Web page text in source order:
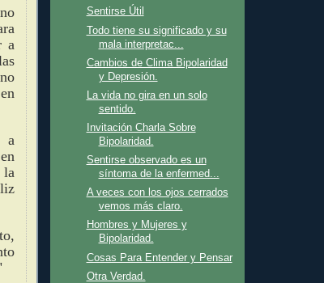
a
a
la
Sentirse Útil
Todo tiene su significado y su
mala interpretac...
Cambios de Clima Bipolaridad
y Depresión.
La vida no gira en un solo
sentido.
Invitación Charla Sobre
Bipolaridad.
Sentirse observado es un
síntoma de la enfermed...
A veces con los ojos cerrados
vemos más claro.
Hombres y Mujeres y
Bipolaridad.
Cosas Para Entender y Pensar
Otra Verdad.